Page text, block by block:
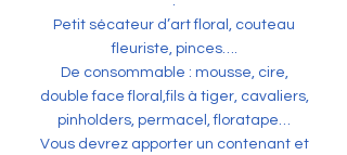
Petit sécateur d’art floral, couteau
fleuriste, pinces….
De consommable : mousse, cire,
double face floral,fils à tiger, cavaliers,
pinholders, permacel, floratape…
Vous devrez apporter un contenant et